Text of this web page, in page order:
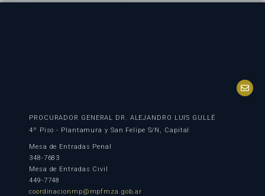
PROCURADOR GENERAL DR. ALEJANDRO LUIS GULLÉ
4º Piso - Plantamura y San Felipe S/N, Capital
Mesa de Entradas Penal
348-7683
Mesa de Entradas Civil
449-7748
coordinacionmp@mpfmza.gob.ar